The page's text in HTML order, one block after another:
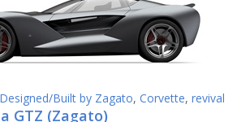
Designed/Built by Zagato, Corvette, revival
GTZ (Zagato)